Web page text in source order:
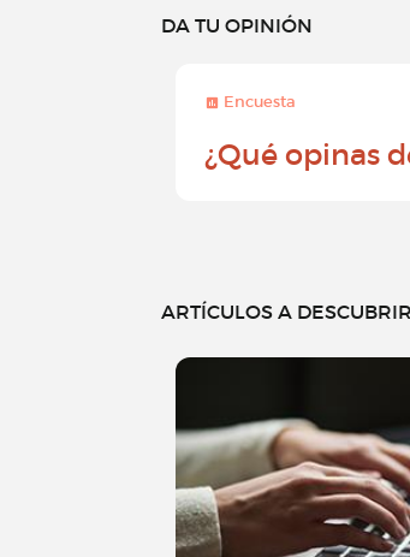
DA TU OPINIÓN
Encuesta
¿Qué opinas
ARTÍCULOS A